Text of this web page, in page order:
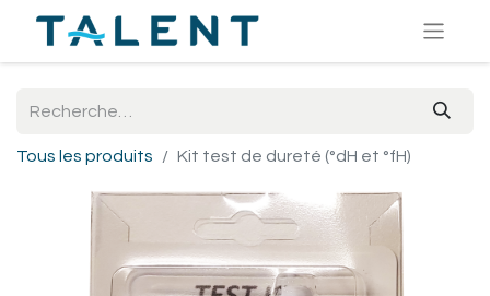
Tous les produits Kit test de dureté (°dH et °fH)